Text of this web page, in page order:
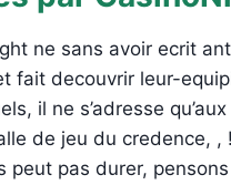
ne sans avoir ecrit
fait decouvrir leur-
il ne s’adresse
de jeu du credence, ,
pas durer,